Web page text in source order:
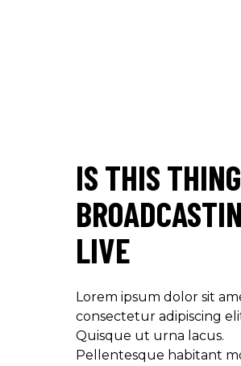
IS THIS
LIVE
Lorem ipsum dolor sit
consectetur adipiscing
Quisque ut urna lacus.
Pellentesque habitant